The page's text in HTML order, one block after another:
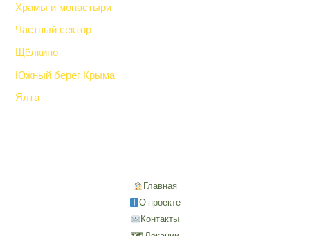
Храмы и монастыри
Частный сектор
Щёлкино
Южный берег Крыма
Ялта
Главная
О проекте
Контакты